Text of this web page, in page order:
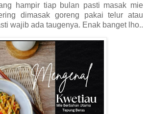
hampir tiap bulan pasti masak mie
dimasak goreng pakai telur atau
wajib ada taugenya. Enak banget lho..